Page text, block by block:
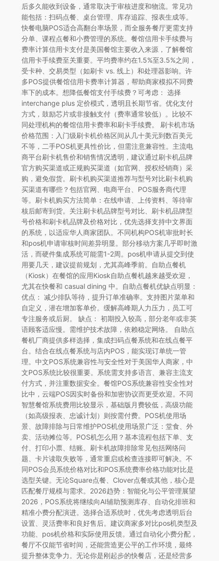
后多久能收到设备，通常取决于审核进度和物流。常见功
能包括：扫码点餐、桌台管理、库存追踪、报表生成等。
快餐电脑POS适合高翻台率场景，而全服务餐厅更需支持
分单、课程点餐和小费管理的系统。餐馆信用卡手续费与
费率计算信用卡支付是美国餐馆主要收入来源，了解餐馆
信用卡手续费至关重要。平均费率约在1.5%至3.5%之间，
受卡种、交易类型（如刷卡 vs. 线上）和处理器影响。许
多POS提供餐馆信用卡费率计算器，帮助商家模拟不同费
率下的成本。想降低餐馆支付手续费？可考虑： 选择
interchange plus 定价模式，透明且长期节省。优化支付
方式，鼓励芯片或非接触支付（费率通常较低）。比较不
同处理机构的餐馆信用卡费率和刷卡手续费。 刷卡机市场
价格范围：入门级刷卡机价格区间从几十美元到数百美元
不等，二手POS机更具性价比，但需注意兼容性。主流电
商平台刷卡机售价和销售情况透明，建议通过刷卡机品牌
官方购买渠道或正规购买渠道（如官网、授权经销商）采
购，避免假货。刷卡机购买渠道推荐与型号对比刷卡机购
买渠道有哪些？包括官网、电商平台、POS服务商代理
等。刷卡机购买方法简单：在线申请、上传资料、等待审
核后邮寄到货。关注刷卡机品牌型号对比、刷卡机品牌型
号价格和刷卡机品牌及价格对比，优先选择支持中文界面
的系统，以适应华人商家团队。不同机构POS机审批时长
和pos机申请审核时间差异明显。部分移动方案几乎即时激
活，而硬件集成系统可能需1-2周。pos机申请从提交到使
用要几天，建议提前规划，尤其高峰季前。自助点餐机
（Kiosk）在餐馆的应用Kiosk自助点餐机越来越受欢迎，
尤其在快餐和 casual dining 中。自助点餐机优缺点明显：
优点： 减少排队等待，提升订单准确率。支持图片菜单和
自定义，潜在增加客单价。缓解高峰期人力压力，员工可
专注服务或后厨。 缺点： 初期投入较高，部分老年或非英
语顾客适应慢。需维护技术故障，依赖稳定网络。 自助点
餐机厂商提供多样选择，集成扫码点餐系统和在线点餐平
台。结合在线点餐系统与店内POS，能实现订单统一管
理。中文POS系统兼容性与安全性对于美国华人商家，中
文POS系统比较很重要。系统需支持多语言、兼容主流支
付方式，并注重数据安全。餐馆POS系统兼容性安全性对
比中，云端POS因实时备份和加密协议而更受欢迎。不同
智慧餐馆系统费用比较显示，基础版月费较低，高级功能
（如高级报表、忠诚计划）则按需付费。POS机使用场
景、故障排除与日常维护POS机使用场景广泛：堂食、外
卖、活动摊位等。POS机怎么用？基本流程包括下单、支
付、打印小票、结账。刷卡机故障排除常见包括网络问
题、卡片读取失败等，通常重启或检查连接即可解决。不
同POS会员系统价格对比和POS系统费率价格功能对比是
选型关键。无论Square点餐、Clover点餐或其他，核心是
匹配餐厅规模与需求。2026趋势：智能化与公平管理展望
2026，POS系统将继续向AI辅助预测库存、自动化排班和
精准小费分配演进。选择合适系统时，优先考虑透明后台
设置、灵活费率和良好售后。建议商家多对比pos机类型及
功能、pos机价格和实际使用反馈。通过自动化小费分配，
餐厅不仅能节省时间，还能营造更公平的工作环境，最终
提升整体竞争力。无论你是刚起步的快餐店，还是经营多